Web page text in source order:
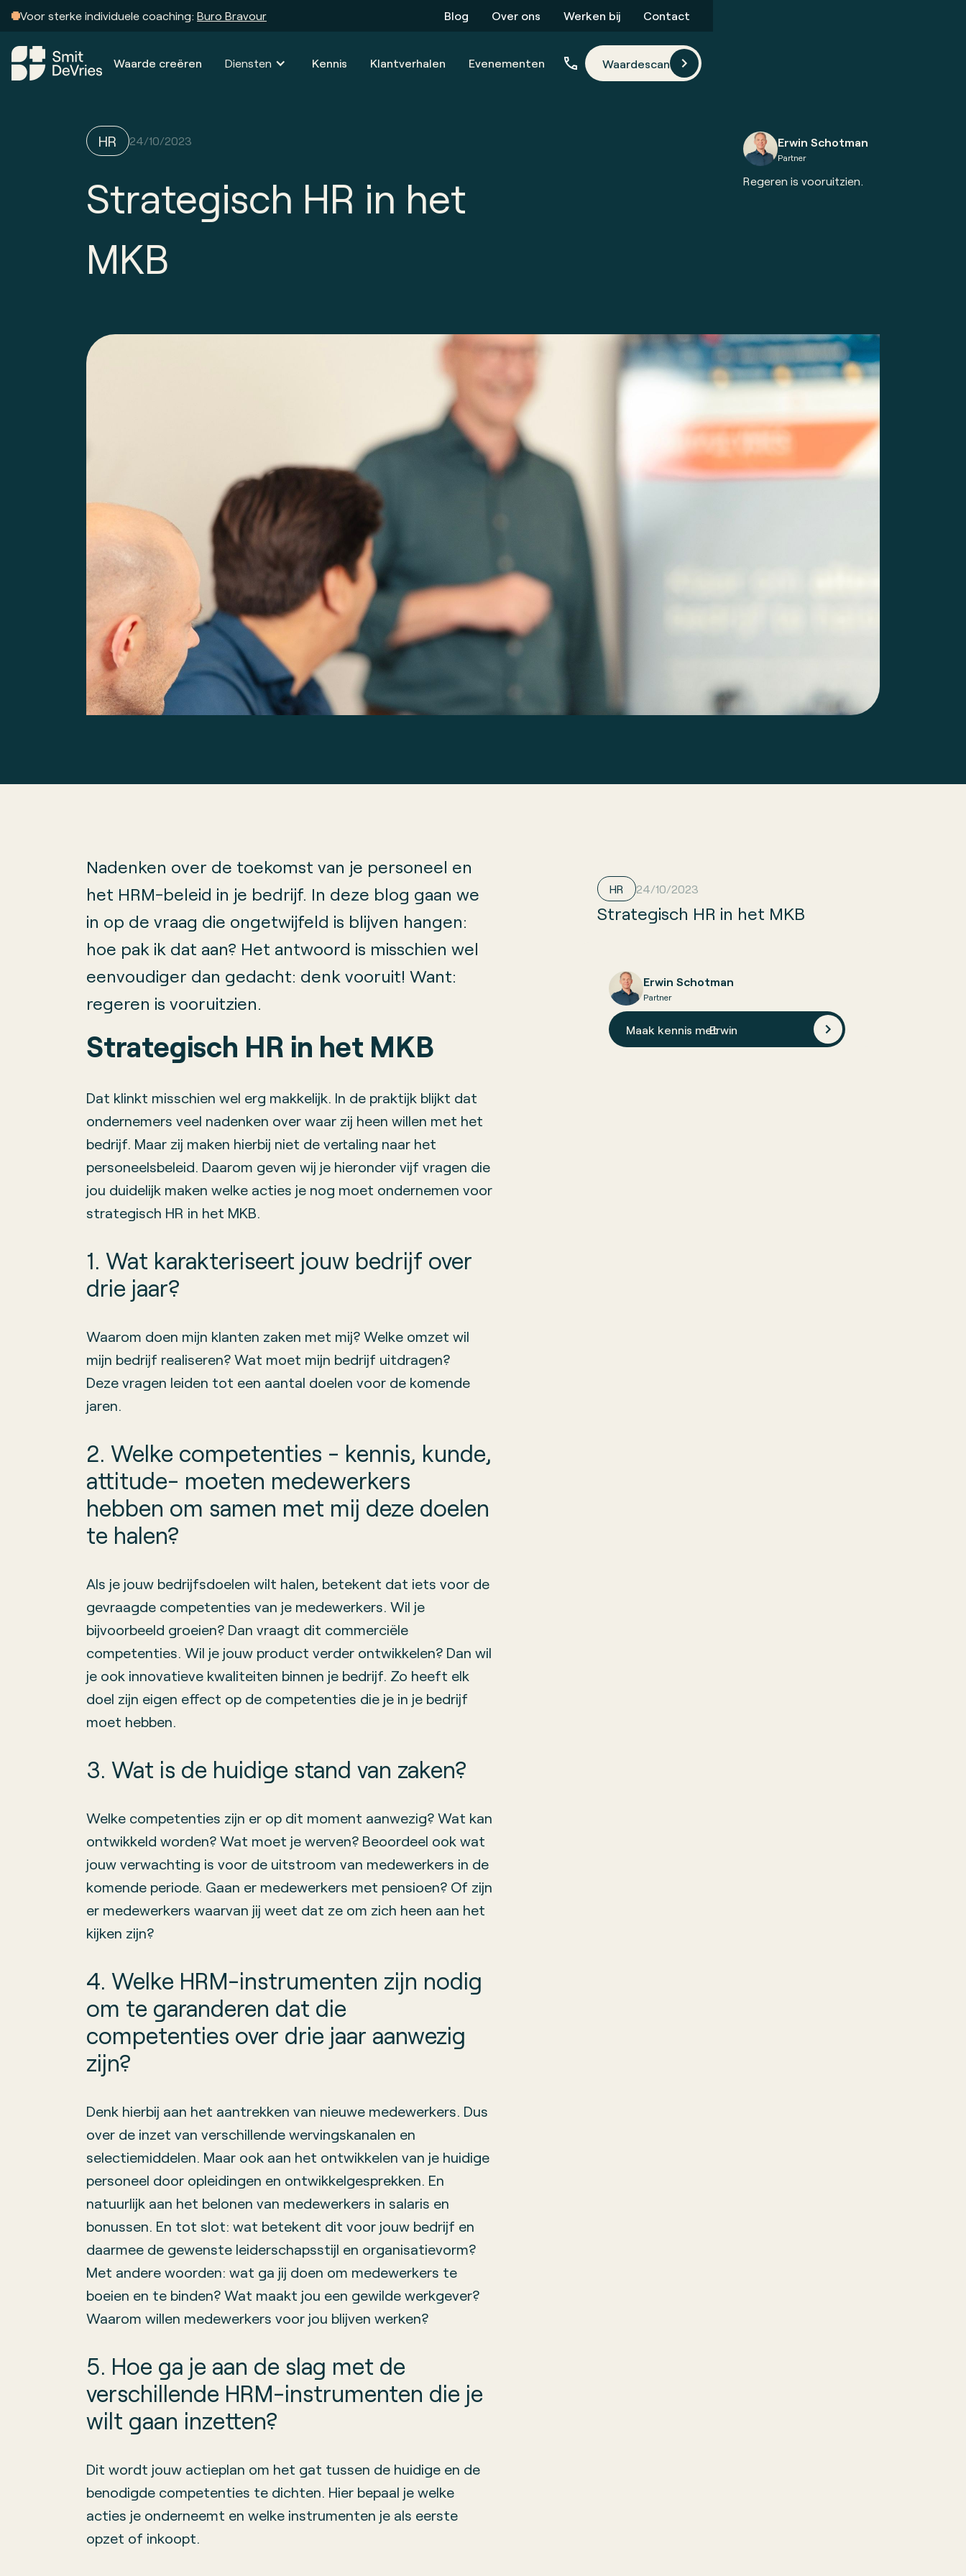
Voor sterke individuele coaching: Buro Bravour Blog Over ons Werken bij Contact
Waarde creëren Diensten Kennis Klantverhalen Evenementen Waardescan
HR 24/10/2023
Strategisch HR in het
MKB
Erwin Schotman
Partner
Regeren is vooruitzien.
Nadenken over de toekomst van je personeel en
het HRM-beleid in je bedrijf. In deze blog gaan we
in op de vraag die ongetwijfeld is blijven hangen:
hoe pak ik dat aan? Het antwoord is misschien wel
eenvoudiger dan gedacht: denk vooruit! Want:
regeren is vooruitzien.
Strategisch HR in het MKB
Dat klinkt misschien wel erg makkelijk. In de praktijk blijkt dat
ondernemers veel nadenken over waar zij heen willen met het
bedrijf. Maar zij maken hierbij niet de vertaling naar het
personeelsbeleid. Daarom geven wij je hieronder vijf vragen die
jou duidelijk maken welke acties je nog moet ondernemen voor
strategisch HR in het MKB.
1. Wat karakteriseert jouw bedrijf over
drie jaar?
Waarom doen mijn klanten zaken met mij? Welke omzet wil
mijn bedrijf realiseren? Wat moet mijn bedrijf uitdragen?
Deze vragen leiden tot een aantal doelen voor de komende
jaren.
2. Welke competenties - kennis, kunde,
attitude- moeten medewerkers
hebben om samen met mij deze doelen
te halen?
Als je jouw bedrijfsdoelen wilt halen, betekent dat iets voor de
gevraagde competenties van je medewerkers. Wil je
bijvoorbeeld groeien? Dan vraagt dit commerciële
competenties. Wil je jouw product verder ontwikkelen? Dan wil
je ook innovatieve kwaliteiten binnen je bedrijf. Zo heeft elk
doel zijn eigen effect op de competenties die je in je bedrijf
moet hebben.
3. Wat is de huidige stand van zaken?
Welke competenties zijn er op dit moment aanwezig? Wat kan
ontwikkeld worden? Wat moet je werven? Beoordeel ook wat
jouw verwachting is voor de uitstroom van medewerkers in de
komende periode. Gaan er medewerkers met pensioen? Of zijn
er medewerkers waarvan jij weet dat ze om zich heen aan het
kijken zijn?
4. Welke HRM-instrumenten zijn nodig
om te garanderen dat die
competenties over drie jaar aanwezig
zijn?
Denk hierbij aan het aantrekken van nieuwe medewerkers. Dus
over de inzet van verschillende wervingskanalen en
selectiemiddelen. Maar ook aan het ontwikkelen van je huidige
personeel door opleidingen en ontwikkelgesprekken. En
natuurlijk aan het belonen van medewerkers in salaris en
bonussen. En tot slot: wat betekent dit voor jouw bedrijf en
daarmee de gewenste leiderschapsstijl en organisatievorm?
Met andere woorden: wat ga jij doen om medewerkers te
boeien en te binden? Wat maakt jou een gewilde werkgever?
Waarom willen medewerkers voor jou blijven werken?
5. Hoe ga je aan de slag met de
verschillende HRM-instrumenten die je
wilt gaan inzetten?
Dit wordt jouw actieplan om het gat tussen de huidige en de
benodigde competenties te dichten. Hier bepaal je welke
acties je onderneemt en welke instrumenten je als eerste
opzet of inkoopt.
HR 24/10/2023
Strategisch HR in het MKB
Erwin Schotman
Partner
Maak kennis metErwin